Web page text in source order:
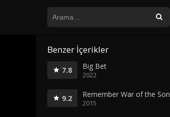
Benzer İçerikler
7.8 Big Bet
2022
9.2 Remember War of the Son
2015